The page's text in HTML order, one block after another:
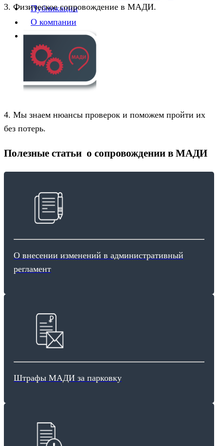
Публикации
О компании
Контакты
3. Физическое сопровождение в МАДИ.
4. Мы знаем нюансы проверок и поможем пройти их
без потерь.
Полезные статьи о сопровождении в МАДИ
О внесении изменений в административный
регламент
Штрафы МАДИ за парковку